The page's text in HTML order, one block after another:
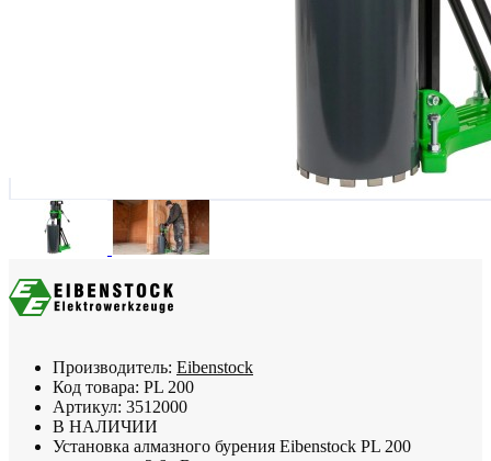
Производитель: Eibenstock
Код товара: PL 200
Артикул: 3512000
В НАЛИЧИИ
Установка алмазного бурения Eibenstock PL 200